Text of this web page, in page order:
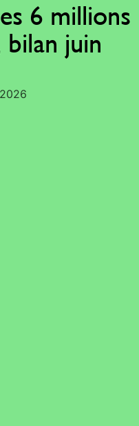
6 millions
bilan juin